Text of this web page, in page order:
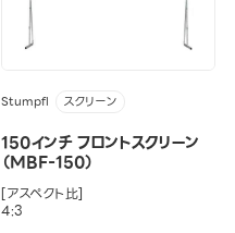
Stumpfl スクリーン
150インチ フロントスクリーン
（MBF-150）
[アスペクト比]
4:3